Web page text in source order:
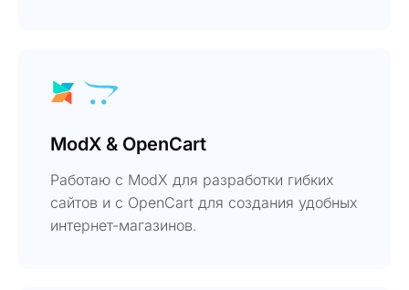
ModX & OpenCart
Работаю с ModX для разработки гибких
сайтов и с OpenCart для создания удобных
интернет-магазинов.